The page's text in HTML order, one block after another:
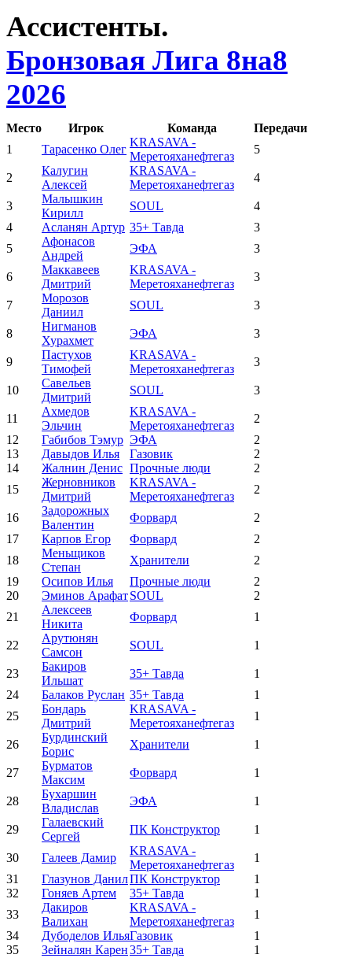
Ассистенты.
Бронзовая Лига 8на8
2026
Место Игрок Команда
Передачи
1
Тарасенко Олег
KRASAVA -
Меретояханефтегаз
5
2
Калугин
Алексей
KRASAVA -
Меретояханефтегаз
4
3
Малышкин
Кирилл
SOUL
4
4
Асланян Артур 35+ Тавда
3
5
Афонасов
Андрей
ЭФА 3
6
Маккавеев
Дмитрий
KRASAVA -
Меретояханефтегаз
3
7
Морозов
Даниил
SOUL 3
8
Нигманов
Хурахмет
ЭФА 3
9
Пастухов
Тимофей
KRASAVA -
Меретояханефтегаз
3
10
Савельев
Дмитрий
SOUL 3
11
Ахмедов
Эльчин
KRASAVA -
Меретояханефтегаз
2
12
Габибов Тэмур ЭФА
2
13
Давыдов Илья Газовик
2
14
Жалнин Денис Прочные люди
2
15
Жерновников
Дмитрий
KRASAVA -
Меретояханефтегаз
2
16
Задорожных
Валентин
Форвард
2
17
Карпов Егор Форвард
2
18
Меньщиков
Степан
Хранители
2
19
Осипов Илья Прочные люди
2
20
Эминов АрафатSOUL
2
21
Алексеев
Никита
Форвард 1
22
Арутюнян
Самсон
SOUL 1
23
Бакиров
Ильшат
35+ Тавда
1
24
Балаков Руслан 35+ Тавда
1
25
Бондарь
Дмитрий
KRASAVA -
Меретояханефтегаз
1
26
Бурдинский
Борис
Хранители 1
27
Бурматов
Максим
Форвард 1
28
Бухаршин
Владислав
ЭФА 1
29
Галаевский
Сергей
ПК Конструктор 1
30 Галеев Дамир
KRASAVA -
Меретояханефтегаз
1
31
Глазунов ДанилПК Конструктор
1
32
Гоняев Артем 35+ Тавда
1
33
Дакиров
Валихан
KRASAVA -
Меретояханефтегаз
1
34
Дубоделов ИльяГазовик
1
35
Зейналян Карен35+ Тавда
1